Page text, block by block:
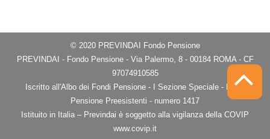
© 2020 PREVINDAI Fondo Pensione
PREVINDAI - Fondo Pensione - Via Palermo, 8 - 00184 ROMA - CF
97074910585
Iscritto all'Albo dei Fondi Pensione - I Sezione Speciale - Fondi
Pensione Preesistenti - numero 1417
Istituito in Italia – Previndai è soggetto alla vigilanza della COVIP
www.covip.it